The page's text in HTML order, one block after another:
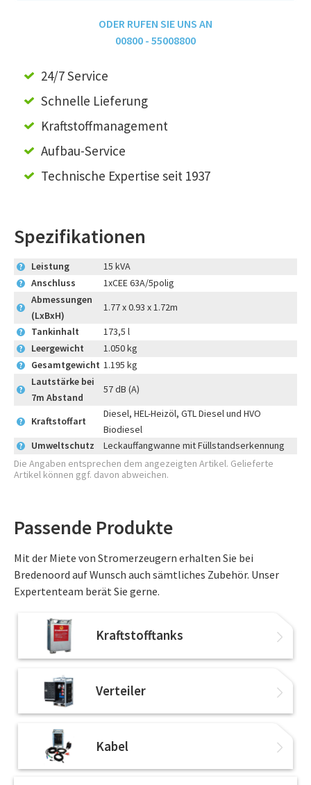
ODER RUFEN SIE UNS AN
00800 - 55008800
24/7 Service
Schnelle Lieferung
Kraftstoffmanagement
Aufbau-Service
Technische Expertise seit 1937
Spezifikationen
? Leistung 15 kVA
? Anschluss 1xCEE 63A/5polig
?
Abmessungen
(LxBxH)
1.77 x 0.93 x 1.72m
? Tankinhalt 173,5 l
? Leergewicht 1.050 kg
? Gesamtgewicht 1.195 kg
?
Lautstärke bei
7m Abstand
57 dB (A)
? Kraftstoffart
Diesel, HEL-Heizöl, GTL Diesel und HVO
Biodiesel
? Umweltschutz
Leckauffangwanne mit Füllstandserkennung
Die Angaben entsprechen dem angezeigten Artikel. Gelieferte
Artikel können ggf. davon abweichen.
Passende Produkte
Mit der Miete von Stromerzeugern erhalten Sie bei
Bredenoord auf Wunsch auch sämtliches Zubehör. Unser
Expertenteam berät Sie gerne.
Kraftstofftanks
Verteiler
Kabel